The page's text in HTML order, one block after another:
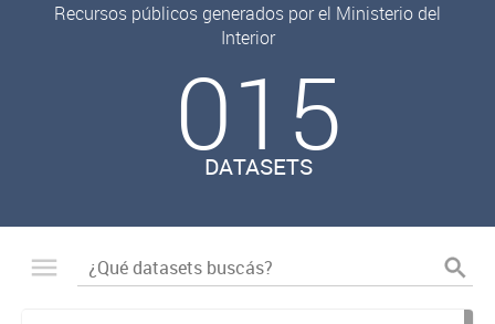
Recursos públicos generados por el Ministerio del
Interior
015
DATASETS